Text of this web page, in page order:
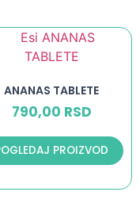
ANANAS TABLETE
790,00 RSD
PROIZVOD